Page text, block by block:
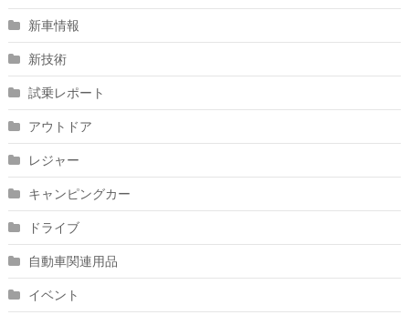
新車情報
新技術
試乗レポート
アウトドア
レジャー
キャンピングカー
ドライブ
自動車関連用品
イベント